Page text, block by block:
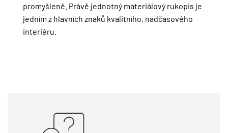
promyšleně. Právě jednotný materiálový rukopis je
jedním z hlavních znaků kvalitního, nadčasového
interiéru.